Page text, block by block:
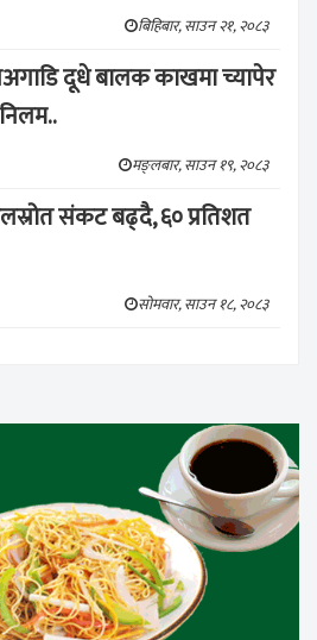
बिहिबार, साउन २१, २०८३
दूधे बालक काखमा च्यापेर
मङ्लबार, साउन १९, २०८३
संकट बढ्दै, ६० प्रतिशत
सोमवार, साउन १८, २०८३